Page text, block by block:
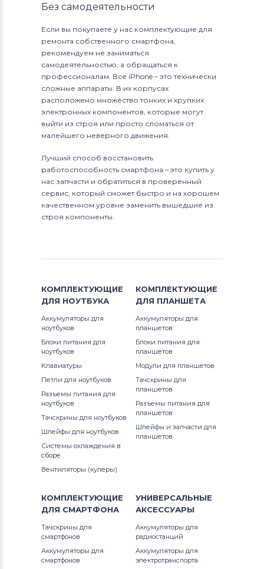
Без самодеятельности
Если вы покупаете у нас комплектующие для
ремонта собственного смартфона,
рекомендуем не заниматься
самодеятельностью, а обращаться к
профессионалам. Все iPhone – это технически
сложные аппараты. В их корпусах
расположено множество тонких и хрупких
электронных компонентов, которые могут
выйти из строя или просто сломаться от
малейшего неверного движения.
Лучший способ восстановить
работоспособность смартфона – это купить у
нас запчасти и обратиться в проверенный
сервис, который сможет быстро и на хорошем
качественном уровне заменить вышедшие из
строя компоненты.
КОМПЛЕКТУЮЩИЕ
ДЛЯ НОУТБУКА
Аккумуляторы для
ноутбуков
Блоки питания для
ноутбуков
Клавиатуры
Петли для ноутбуков
Разъемы питания для
ноутбуков
Тачскрины для ноутбуков
Шлейфы для ноутбуков
Системы охлаждения в
сборе
Вентиляторы (кулеры)
КОМПЛЕКТУЮЩИЕ
ДЛЯ ПЛАНШЕТА
Аккумуляторы для
планшетов
Блоки питания для
планшетов
Модули для планшетов
Тачскрины для
планшетов
Разъемы питания для
планшетов
Шлейфы и запчасти для
планшетов
КОМПЛЕКТУЮЩИЕ
ДЛЯ СМАРТФОНА
Тачскрины для
смартфонов
Аккумуляторы для
смартфонов
УНИВЕРСАЛЬНЫЕ
АКСЕССУАРЫ
Аккумуляторы для
радиостанций
Аккумуляторы для
электротранспорта